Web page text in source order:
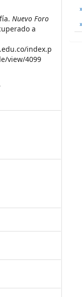
Nuevo Foro
a
index.p
view/4099